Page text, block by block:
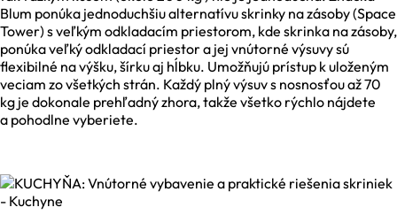
Blum ponúka jednoduchšiu alternatívu skrinky na zásoby (Space
Tower) s veľkým odkladacím priestorom, kde skrinka na zásoby,
ponúka veľký odkladací priestor a jej vnútorné výsuvy sú
flexibilné na výšku, šírku aj hĺbku. Umožňujú prístup k uloženým
veciam zo všetkých strán. Každý plný výsuv s nosnosťou až 70
kg je dokonale prehľadný zhora, takže všetko rýchlo nájdete
a pohodlne vyberiete.